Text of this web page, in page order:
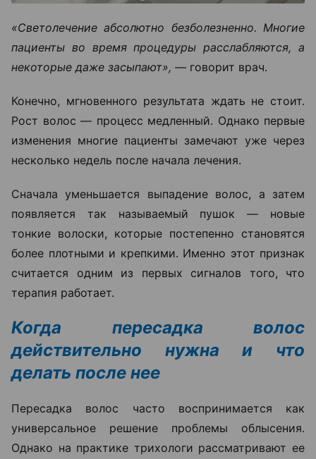
«Светолечение абсолютно безболезненно. Многие
пациенты во время процедуры расслабляются, а
некоторые даже засыпают», — говорит врач.
Конечно, мгновенного результата ждать не стоит.
Рост волос — процесс медленный. Однако первые
изменения многие пациенты замечают уже через
несколько недель после начала лечения.
Сначала уменьшается выпадение волос, а затем
появляется так называемый пушок — новые
тонкие волоски, которые постепенно становятся
более плотными и крепкими. Именно этот признак
считается одним из первых сигналов того, что
терапия работает.
Когда пересадка волос
действительно нужна и что
делать после нее
Пересадка волос часто воспринимается как
универсальное решение проблемы облысения.
Однако на практике трихологи рассматривают ее